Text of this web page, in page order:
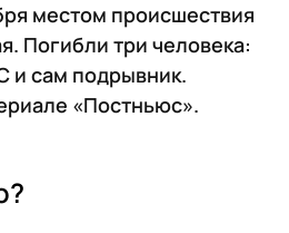
местом происшествия
Погибли три человека:
и сам подрывник.
«Постньюс».